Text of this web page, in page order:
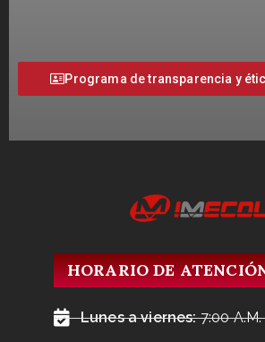
Programa de transparencia y
HORARIO DE
Lunes a viernes:7:00 A.M.